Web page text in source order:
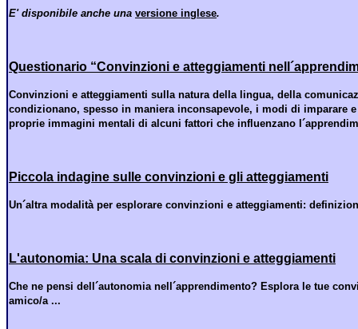
E' disponibile anche una versione inglese.
Questionario “Convinzioni e atteggiamenti
Convinzioni e atteggiamenti sulla natura della lingua, della
condizionano, spesso in maniera inconsapevole, i modi di imparare
proprie immagini mentali di alcuni fattori che influenzano
Piccola indagine sulle convinzioni e gli atteggiamenti
Un´altra modalità per esplorare convinzioni e atteggiamenti:
L'autonomia: Una scala di convinzioni e atteggiamenti
Che ne pensi dell´autonomia nell´apprendimento? Esplora le tue
amico/a ...